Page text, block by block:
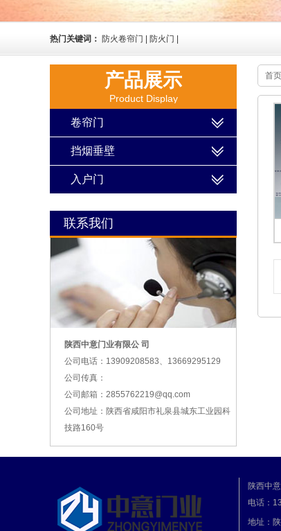
热门关键词： 防火卷帘门 | 防火门 |
首页
产品展示
Product Display
卷帘门
挡烟垂壁
入户门
联系我们
陕西中意门业有限公 司
公司电话：13909208583、13669295129
公司传真：
公司邮箱：2855762219@qq.com
公司地址：陕西省咸阳市礼泉县城东工业园科
技路160号
陕西中
电话：
地址：